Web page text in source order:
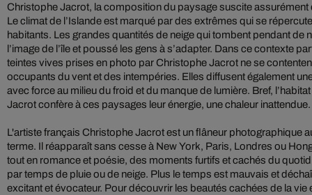
Christophe Jacrot, la composition du paysage suscite
Le climat de l’Islande est marqué par des extrêmes qui se
habitants. Les grandes quantités de neige qui tombent pendant de
l’image de l’île et poussé les gens à s’adapter. Dans ce contexte
teintes vives prises en photo par Christophe Jacrot ne se
occupants du vent et des intempéries. Elles diffusent également
avec force au milieu du froid et du manque de lumière. Bref,
Jacrot confère à ces paysages leur énergie, une chaleur inattendue.
L'artiste français Christophe Jacrot est un flâneur photographique
terme. Il réapparaît sans cesse à New York, Paris, Londres ou
tout en romance et poésie, des moments furtifs et cachés du
par temps de pluie ou de neige. Plus le temps est mauvais et
excitant et évocateur. Pour découvrir les beautés cachées de la